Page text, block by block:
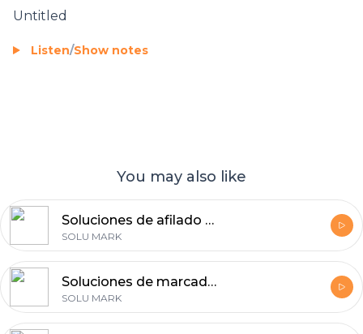
Untitled
Listen/Show notes
You may also like
Soluciones de afilado de cuchillos de Solumark: DATEC AFD-360 para un afilado de precisión de hojas.
SOLU MARK
Soluciones de marcado por micropercusión para la trazabilidad industrial de Solumark
SOLU MARK